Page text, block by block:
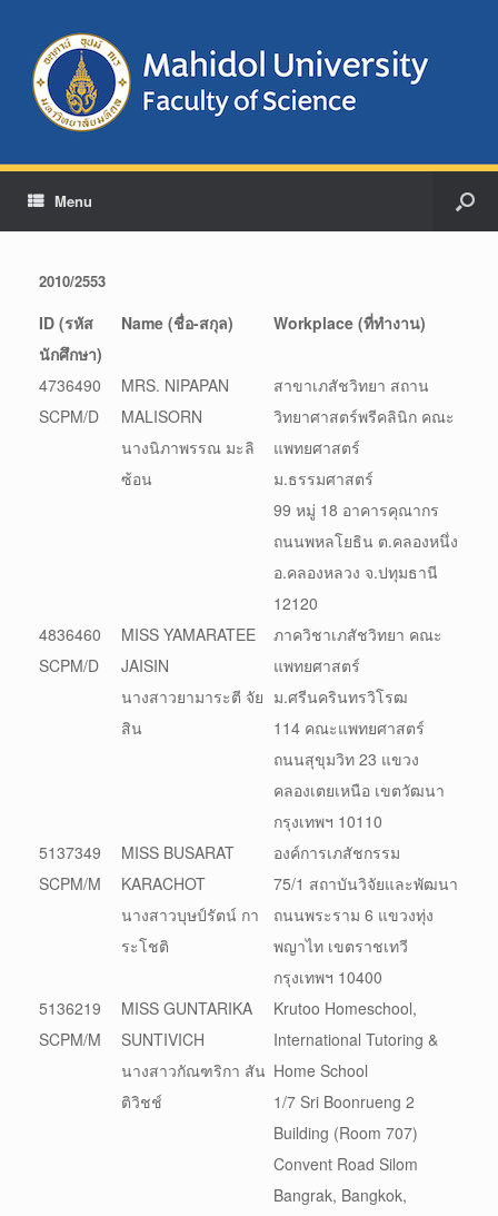
Menu
2010/2553
ID (รหัส
นักศึกษา)
Name (ชื่อ-สกุล) Workplace (ที่ทำงาน)
4736490
SCPM/D
MRS. NIPAPAN
MALISORN
นางนิภาพรรณ มะลิ
ซ้อน
สาขาเภสัชวิทยา สถาน
วิทยาศาสตร์พรีคลินิก คณะ
แพทยศาสตร์
ม.ธรรมศาสตร์
99 หมู่ 18 อาคารคุณากร
ถนนพหลโยธิน ต.คลองหนึ่ง
อ.คลองหลวง จ.ปทุมธานี
12120
4836460
SCPM/D
MISS YAMARATEE
JAISIN
นางสาวยามาระตี จัย
สิน
ภาควิชาเภสัชวิทยา คณะ
แพทยศาสตร์
ม.ศรีนครินทรวิโรฒ
114 คณะแพทยศาสตร์
ถนนสุขุมวิท 23 แขวง
คลองเตยเหนือ เขตวัฒนา
กรุงเทพฯ 10110
5137349
SCPM/M
MISS BUSARAT
KARACHOT
นางสาวบุษป์รัตน์ กา
ระโชติ
องค์การเภสัชกรรม
75/1 สถาบันวิจัยและพัฒนา
ถนนพระราม 6 แขวงทุ่ง
พญาไท เขตราชเทวี
กรุงเทพฯ 10400
5136219
SCPM/M
MISS GUNTARIKA
SUNTIVICH
นางสาวกัณฑริกา สัน
ติวิชช์
Krutoo Homeschool,
International Tutoring &
Home School
1/7 Sri Boonrueng 2
Building (Room 707)
Convent Road Silom
Bangrak, Bangkok,